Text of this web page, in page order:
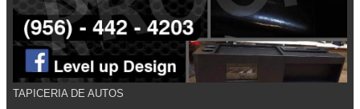
TAPICERIA DE AUTOS